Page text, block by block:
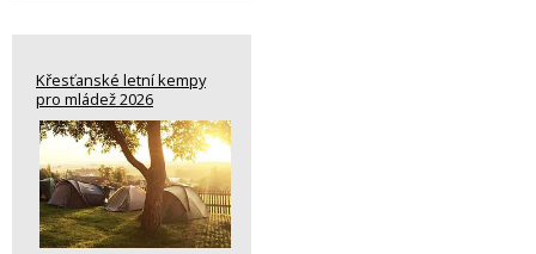
Křesťanské letní kempy
pro mládež 2026